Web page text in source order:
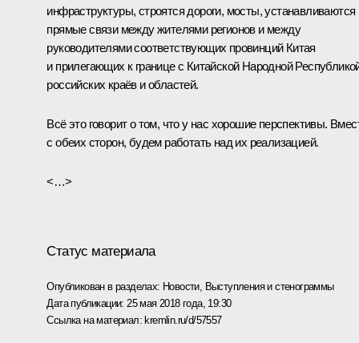
инфраструктуры, строятся дороги, мосты, устанавливаются
прямые связи между жителями регионов и между
руководителями соответствующих провинций Китая
и прилегающих к границе с Китайской Народной
российских краёв и областей.
Всё это говорит о том, что у нас хорошие перспективы.
с обеих сторон, будем работать над их реализацией.
<…>
Статус материала
Опубликован в разделах: Новости, Выступления и стенограммы
Дата публикации: 25 мая 2018 года, 19:30
Ссылка на материал: kremlin.ru/d/57557